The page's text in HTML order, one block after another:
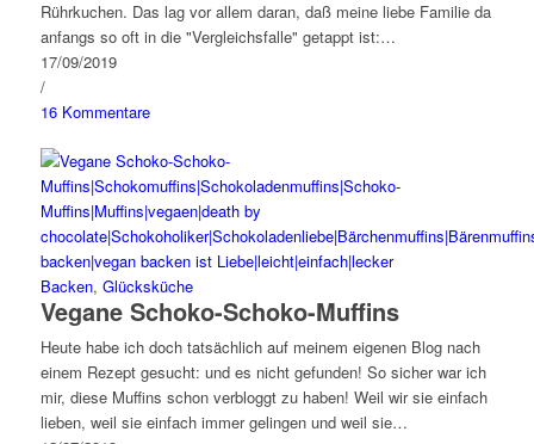
Rührkuchen. Das lag vor allem daran, daß meine liebe Familie da
anfangs so oft in die "Vergleichsfalle" getappt ist:…
17/09/2019
/
16 Kommentare
Backen, Glücksküche
Vegane Schoko-Schoko-Muffins
Heute habe ich doch tatsächlich auf meinem eigenen Blog nach
einem Rezept gesucht: und es nicht gefunden! So sicher war ich
mir, diese Muffins schon verbloggt zu haben! Weil wir sie einfach
lieben, weil sie einfach immer gelingen und weil sie…